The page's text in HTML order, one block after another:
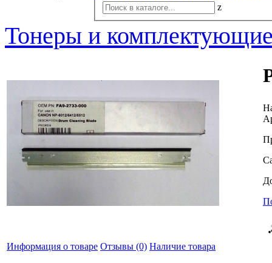
z
Тонеры и
Информация о товаре Отзывы (0) Наличие товара